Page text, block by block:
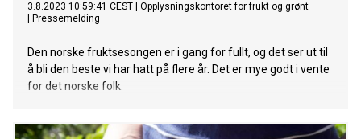
3.8.2023 10:59:41 CEST
Opplysningskontoret for frukt og grønt
Pressemelding
Den norske fruktsesongen er i gang for fullt, og det ser ut til
å bli den beste vi har hatt på flere år. Det er mye godt i vente
for det norske folk.